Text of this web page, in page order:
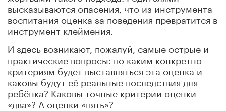
высказываются опасения, что из инструмента
воспитания оценка за поведения превратится в
инструмент клеймения.
И здесь возникают, пожалуй, самые острые и
практические вопросы: по каким конкретно
критериям будет выставляться эта оценка и
каковы будут её реальные последствия для
ребёнка? Каковы точные критерии оценки
«два»? А оценки «пять»?